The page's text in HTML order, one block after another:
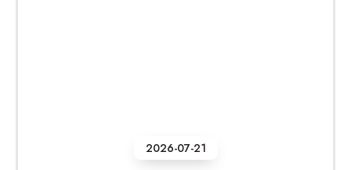
2026-07-21